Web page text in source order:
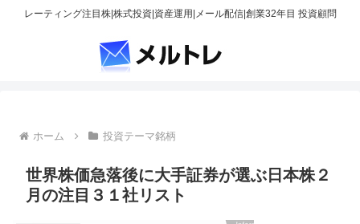
レーティング注目株|株式投資|資産運用|メール配信|創業32年目 投資顧問
ホーム 投資テーマ銘柄
世界株価急落後に大手証券が選ぶ日本株２
月の注目３１社リスト